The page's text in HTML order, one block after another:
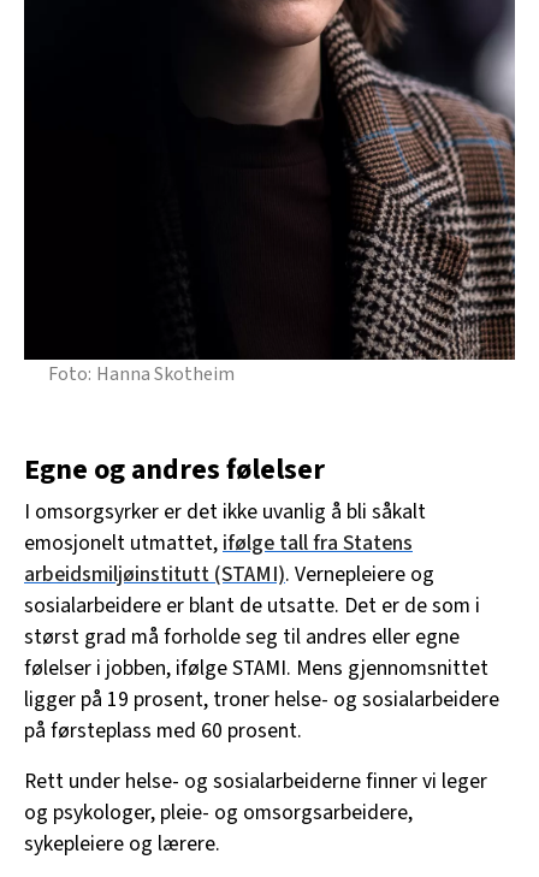
Hanna Skotheim
Egne og andres følelser
I omsorgsyrker er det ikke uvanlig å bli såkalt
emosjonelt utmattet, ifølge tall fra Statens
arbeidsmiljøinstitutt (STAMI). Vernepleiere og
sosialarbeidere er blant de utsatte. Det er de som i
størst grad må forholde seg til andres eller egne
følelser i jobben, ifølge STAMI. Mens gjennomsnittet
ligger på 19 prosent, troner helse- og sosialarbeidere
på førsteplass med 60 prosent.
Rett under helse- og sosialarbeiderne finner vi leger
og psykologer, pleie- og omsorgsarbeidere,
sykepleiere og lærere.